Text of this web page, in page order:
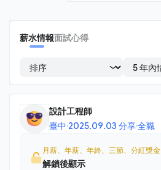
薪水情報面試心得
設計工程師
臺中·2025.09.03 分享·全職
月薪、年薪、年終、三節、分紅獎金
解鎖後顯示